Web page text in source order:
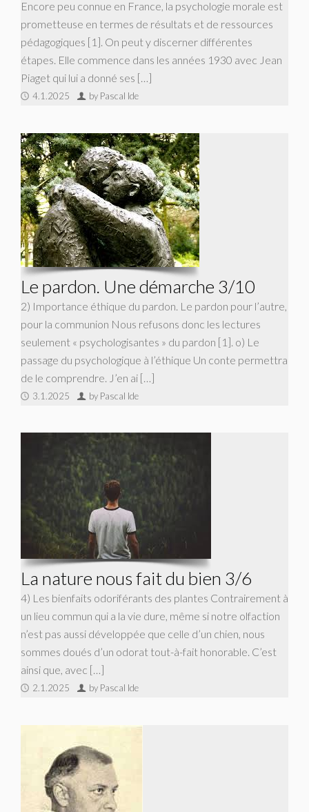
Encore peu connue en France, la psychologie morale est
prometteuse en termes de résultats et de ressources
pédagogiques [1]. On peut y discerner différentes
étapes. Elle commence dans les années 1930 avec Jean
Piaget qui lui a donné ses […]
4.1.2025 by Pascal Ide
Le pardon. Une démarche 3/10
2) Importance éthique du pardon. Le pardon pour l’autre,
pour la communion Nous refusons donc les lectures
seulement « psychologisantes » du pardon [1]. o) Le
passage du psychologique à l’éthique Un conte permettra
de le comprendre. J’en ai […]
3.1.2025 by Pascal Ide
La nature nous fait du bien 3/6
4) Les bienfaits odoriférants des plantes Contrairement à
un lieu commun qui a la vie dure, même si notre olfaction
n’est pas aussi développée que celle d’un chien, nous
sommes doués d’un odorat tout-à-fait honorable. C’est
ainsi que, avec […]
2.1.2025 by Pascal Ide